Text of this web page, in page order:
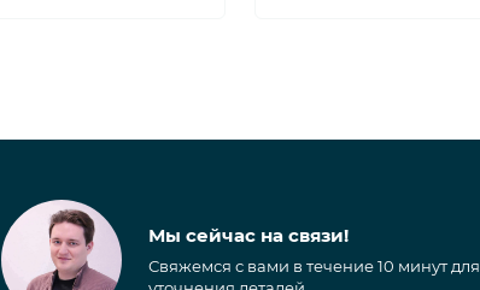
Мы сейчас на связи!
Свяжемся с вами в течение 10 минут для